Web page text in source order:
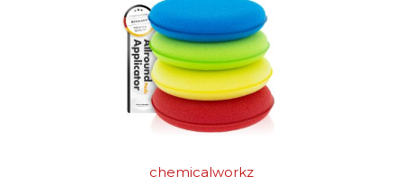
chemicalworkz